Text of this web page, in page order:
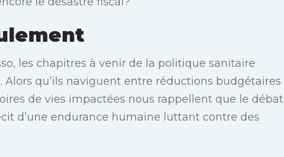
les chapitres à venir de la politique sanitaire
qu’ils naviguent entre réductions budgétaires
de vies impactées nous rappellent que le débat
d’une endurance humaine luttant contre des